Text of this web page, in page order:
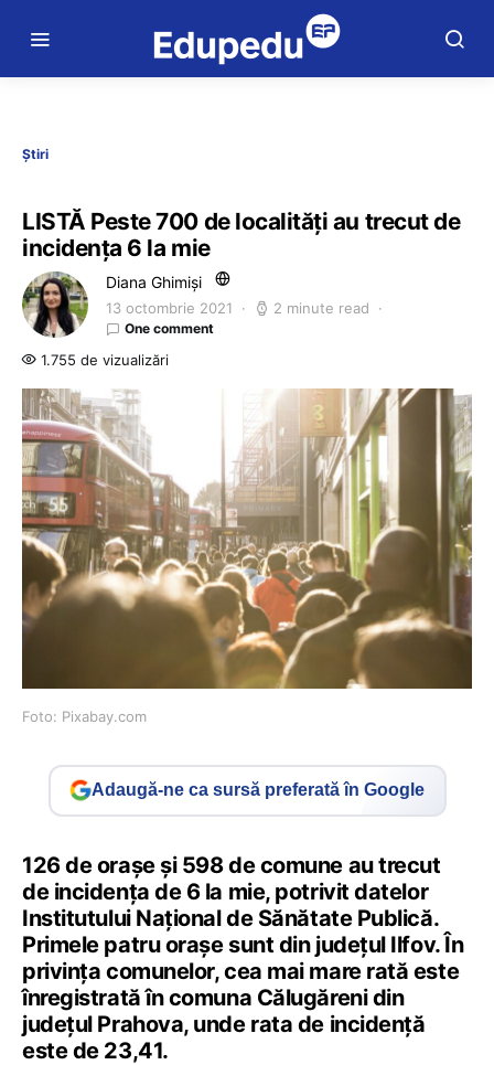
Știri
LISTĂ Peste 700 de localități au trecut de
incidența 6 la mie
Diana Ghimiși
13 octombrie 2021 2 minute read
One comment
1.755 de vizualizări
Foto: Pixabay.com
Adaugă-ne ca sursă preferată în Google
126 de orașe și 598 de comune au trecut
de incidența de 6 la mie, potrivit datelor
Institutului Național de Sănătate Publică.
Primele patru orașe sunt din județul Ilfov. În
privința comunelor, cea mai mare rată este
înregistrată în comuna Călugăreni din
județul Prahova, unde rata de incidență
este de 23,41.